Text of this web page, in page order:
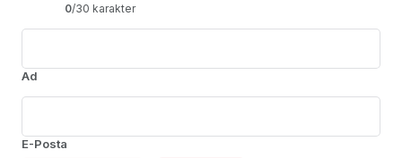
0/30 karakter
Ad
E-Posta